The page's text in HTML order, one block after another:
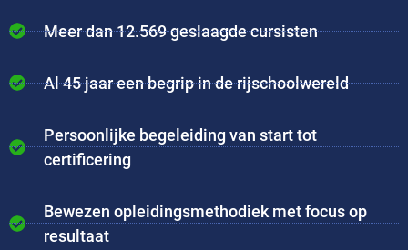
Meer dan 12.569 geslaagde cursisten
Al 45 jaar een begrip in de rijschoolwereld
Persoonlijke begeleiding van start tot
certificering
Bewezen opleidingsmethodiek met focus op
resultaat